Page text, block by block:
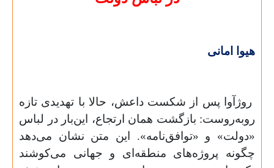
هیوا امانی
روژآوا پس از شکست داعش، حالا با تهدیدی تازه
روبه‌روست: بازگشت همان ارتجاع، این‌بار در لباس
«دولت» و «توافق‌نامه». این متن نشان می‌دهد
چگونه پروژه‌های منطقه‌ای و جهانی می‌کوشند